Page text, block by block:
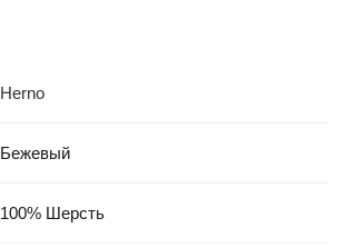
Herno
Бежевый
100% Шерсть